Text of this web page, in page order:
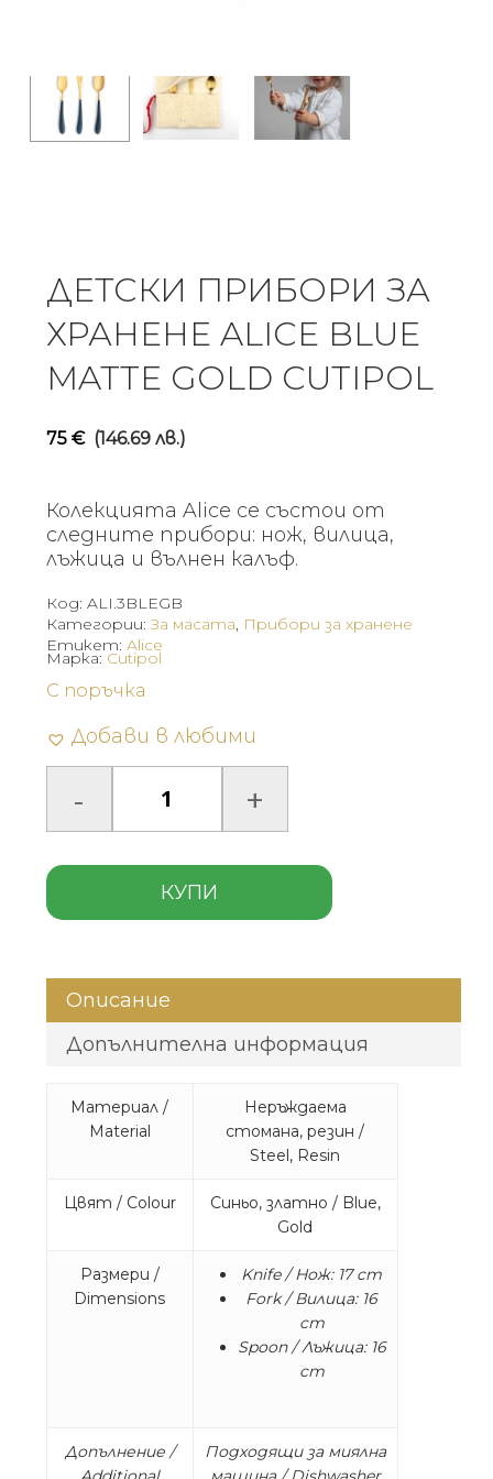
ДЕТСКИ ПРИБОРИ ЗА
ХРАНЕНЕ ALICE BLUE
MATTE GOLD CUTIPOL
75 € (146.69 лв.)
Колекцията Alice се състои от
следните прибори: нож, вилица,
лъжица и вълнен калъф.
Код: ALI.3BLEGB
Категории:За масата, Прибори за хранене
Етикет: Alice
С поръчка
Добави в любими
КУПИ
Марка: Cutipol
Описание
Допълнителна информация
Материал /
Material
Неръждаема
стомана, резин /
Steel, Resin
Цвят / Colour
Синьо, златно / Blue,
Gold
Размери /
Dimensions
Knife / Нож: 17 cm
Fork / Вилица: 16
cm
Spoon / Лъжица: 16
cm
Допълнение /
Подходящи за миялна